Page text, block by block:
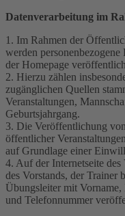
Datenverarbeitung im
1. Im Rahmen der
werden
der Homepage
2. Hierzu zählen
zugänglichen Quellen
Veranstaltungen,
Geburtsjahrgang.
3. Die Veröffentlichung
öffentlicher
auf Grundlage einer
4. Auf der Internetseite
des Vorstands, der Trainer
Übungsleiter mit
und Telefonnummer